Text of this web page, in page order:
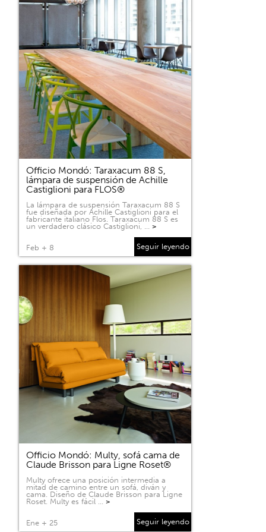
Officio Mondó: Taraxacum 88 S,
lámpara de suspensión de Achille
Castiglioni para FLOS®
La lámpara de suspensión Taraxacum 88 S
fue diseñada por Achille Castiglioni para el
fabricante italiano Flos. Taraxacum 88 S es
un verdadero clásico Castiglioni, … >
Feb + 8 Seguir leyendo
Officio Mondó: Multy, sofá cama de
Claude Brisson para Ligne Roset®
Multy ofrece una posición intermedia a
mitad de camino entre un sofá, diván y
cama. Diseño de Claude Brisson para Ligne
Roset. Multy es fácil … >
Ene + 25 Seguir leyendo